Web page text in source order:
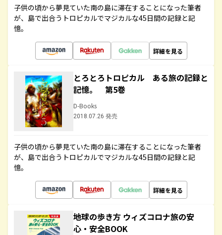
子供の頃から夢見ていた南の島に滞在することになった筆者
が、島で出合うトロピカルでマジカルな45日間の記録と記
憶。
詳細を見る
とろとろトロピカル ある旅の記録と
記憶。 第5巻
D-Books
2018.07.26 発売
子供の頃から夢見ていた南の島に滞在することになった筆者
が、島で出合うトロピカルでマジカルな45日間の記録と記
憶。
詳細を見る
地球の歩き方 ウィズコロナ旅の安
心・安全BOOK